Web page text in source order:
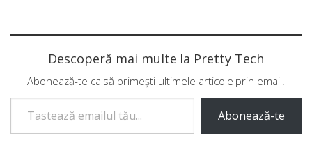
Descoperă mai multe la Pretty Tech
Abonează-te ca să primești ultimele articole prin email.
Tastează emailul tău...
Abonează-te